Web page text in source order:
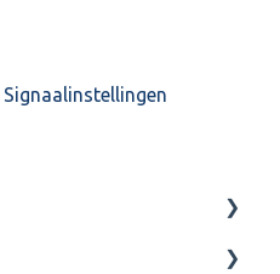
Signaalinstellingen